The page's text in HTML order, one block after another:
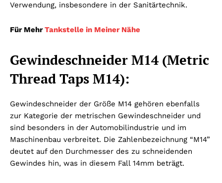
Verwendung, insbesondere in der Sanitärtechnik.
Für MehrTankstelle in Meiner Nähe
Gewindeschneider M14 (Metric
Thread Taps M14):
Gewindeschneider der Größe M14 gehören ebenfalls
zur Kategorie der metrischen Gewindeschneider und
sind besonders in der Automobilindustrie und im
Maschinenbau verbreitet. Die Zahlenbezeichnung “M14”
deutet auf den Durchmesser des zu schneidenden
Gewindes hin, was in diesem Fall 14mm beträgt.